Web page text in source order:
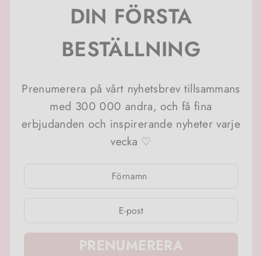
DIN FÖRSTA
BESTÄLLNING
Prenumerera på vårt nyhetsbrev tillsammans
med 300 000 andra, och få fina
erbjudanden och inspirerande nyheter varje
vecka ♡
DIN
DIN
PRENUMERERA